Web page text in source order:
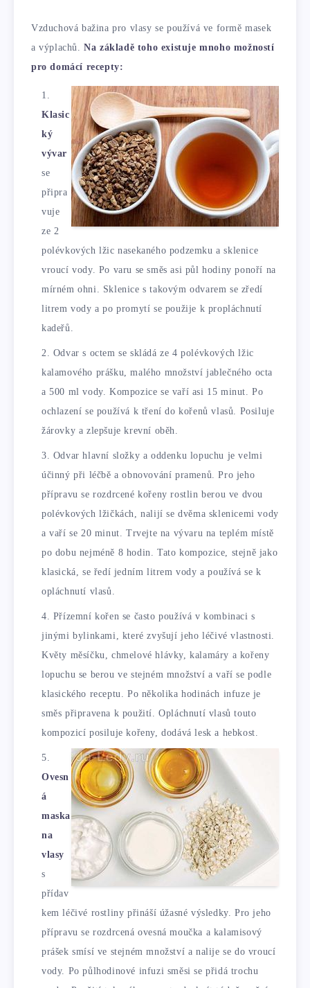
Vzduchová bažina pro vlasy se používá ve formě masek
a výplachů.Na základě toho existuje mnoho možností
pro domácí recepty:
Klasic
ký
vývar
se
připra
vuje
ze 2
polévkových lžic nasekaného podzemku a sklenice
vroucí vody. Po varu se směs asi půl hodiny ponoří na
mírném ohni. Sklenice s takovým odvarem se zředí
litrem vody a po promytí se použije k propláchnutí
kadeřů.
Odvar s octem se skládá ze 4 polévkových lžic
kalamového prášku, malého množství jablečného octa
a 500 ml vody. Kompozice se vaří asi 15 minut. Po
ochlazení se používá k tření do kořenů vlasů. Posiluje
žárovky a zlepšuje krevní oběh.
Odvar hlavní složky a oddenku lopuchu je velmi
účinný při léčbě a obnovování pramenů. Pro jeho
přípravu se rozdrcené kořeny rostlin berou ve dvou
polévkových lžičkách, nalijí se dvěma sklenicemi vody
a vaří se 20 minut. Trvejte na vývaru na teplém místě
po dobu nejméně 8 hodin. Tato kompozice, stejně jako
klasická, se ředí jedním litrem vody a používá se k
opláchnutí vlasů.
Přízemní kořen se často používá v kombinaci s
jinými bylinkami, které zvyšují jeho léčivé vlastnosti.
Květy měsíčku, chmelové hlávky, kalamáry a kořeny
lopuchu se berou ve stejném množství a vaří se podle
klasického receptu. Po několika hodinách infuze je
směs připravena k použití. Opláchnutí vlasů touto
kompozicí posiluje kořeny, dodává lesk a hebkost.
Ovesn
á
maska
​​na
vlasy
s
přídav
kem léčivé rostliny přináší úžasné výsledky. Pro jeho
přípravu se rozdrcená ovesná moučka a kalamisový
prášek smísí ve stejném množství a nalije se do vroucí
vody. Po půlhodinové infuzi směsi se přidá trochu